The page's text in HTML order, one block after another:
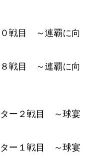
戦目 ～連覇に向
戦目 ～連覇に向
ー２戦目 ～球宴
ー１戦目 ～球宴